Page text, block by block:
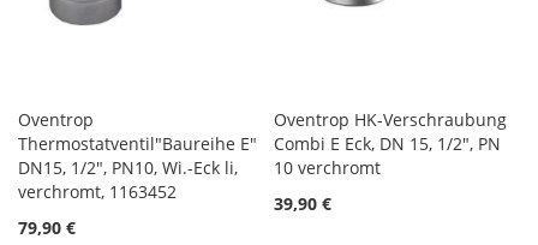
Oventrop
Thermostatventil"Baureihe E"
DN15, 1/2", PN10, Wi.-Eck li,
verchromt, 1163452
79,90 €
Oventrop HK-Verschraubung
Combi E Eck, DN 15, 1/2", PN
10 verchromt
39,90 €